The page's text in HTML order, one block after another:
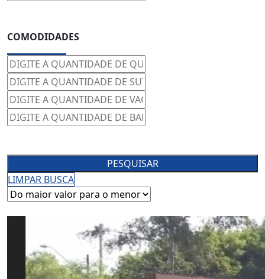
COMODIDADES
PESQUISAR
LIMPAR BUSCA